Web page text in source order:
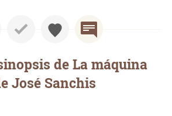
de La máquina
José Sanchis